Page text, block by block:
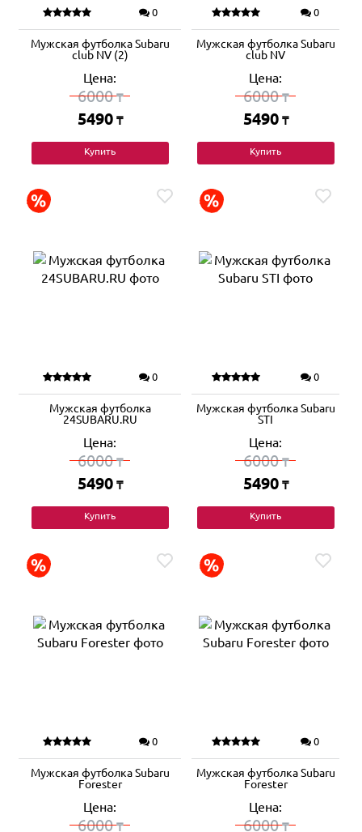
0
Мужская футболка Subaru
club NV (2)
Цена:
6000₸
5490 ₸
Купить
0
Мужская футболка Subaru
club NV
Цена:
6000₸
5490 ₸
Купить
0
Мужская футболка
24SUBARU.RU
Цена:
6000₸
5490 ₸
Купить
0
Мужская футболка Subaru
STI
Цена:
6000₸
5490 ₸
Купить
0
Мужская футболка Subaru
Forester
Цена:
6000₸
0
Мужская футболка Subaru
Forester
Цена:
6000₸